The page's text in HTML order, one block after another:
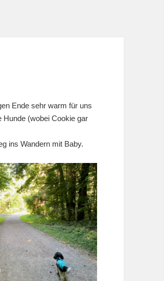
Ende sehr warm für uns
Hunde (wobei Cookie gar
ins Wandern mit Baby.